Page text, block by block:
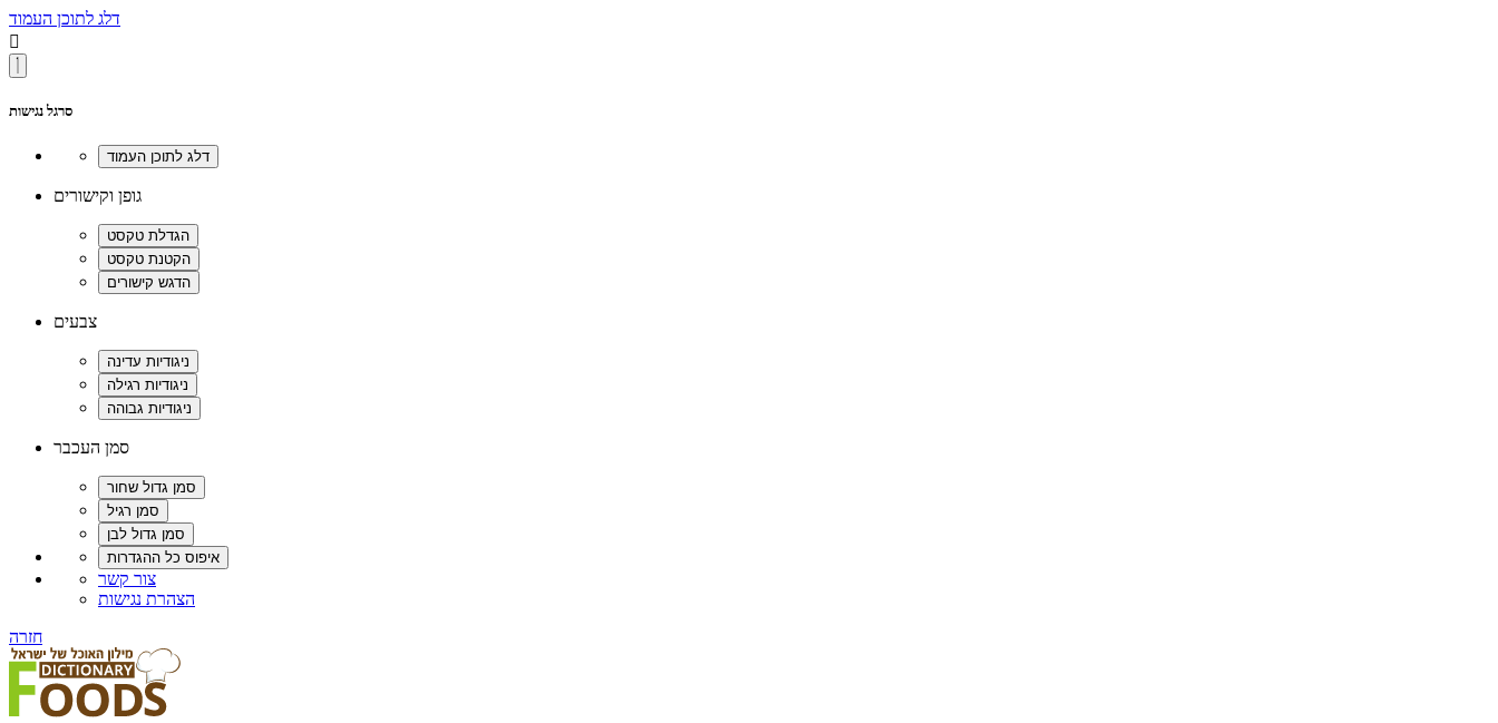
דלג לתוכן העמוד

סרגל נגישות
גופן וקישורים
צבעים
סמן העכבר
צור קשר
הצהרת נגישות
חזרה